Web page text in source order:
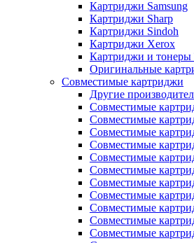
Картриджи Samsung
Картриджи Sharp
Картриджи Sindoh
Картриджи Xerox
Картриджи и тонеры
Оригинальные
Совместимые картриджи
Другие
Совместимые
Совместимые
Совместимые
Совместимые
Совместимые
Совместимые
Совместимые
Совместимые
Совместимые
Совместимые
Совместимые